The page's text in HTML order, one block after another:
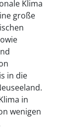
Klima
große
in die
in
wenigen